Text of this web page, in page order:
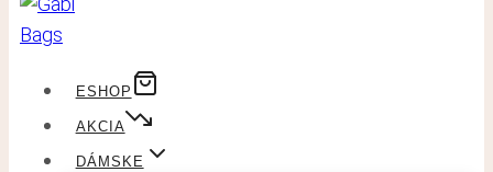
ESHOP
AKCIA
DÁMSKE